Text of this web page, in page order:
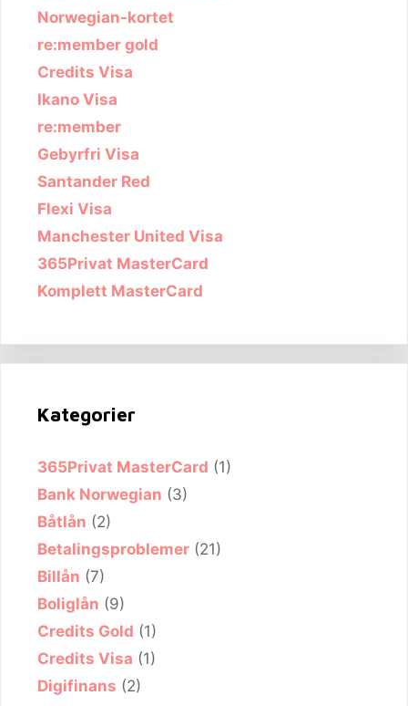
Norwegian-kortet
re:member gold
Credits Visa
Ikano Visa
re:member
Gebyrfri Visa
Santander Red
Flexi Visa
Manchester United Visa
365Privat MasterCard
Komplett MasterCard
Kategorier
365Privat MasterCard (1)
Bank Norwegian (3)
Båtlån (2)
Betalingsproblemer (21)
Billån (7)
Boliglån (9)
Credits Gold (1)
Credits Visa (1)
Digifinans (2)